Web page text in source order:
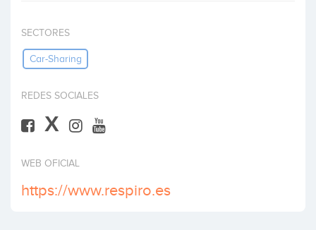
SECTORES
Car-Sharing
REDES SOCIALES
X
WEB OFICIAL
https://www.respiro.es